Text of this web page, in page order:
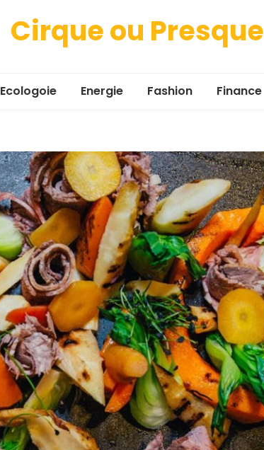
Cirque ou Presque
Ecologoie Energie Fashion Finance